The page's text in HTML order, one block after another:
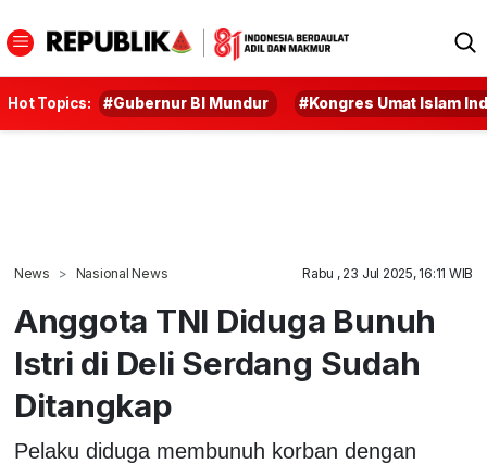
Hot Topics: #Gubernur BI Mundur #Kongres Umat Islam
News Nasional News Rabu , 23 Jul 2025, 16:11 WIB
Anggota TNI Diduga Bunuh
Istri di Deli Serdang Sudah
Ditangkap
Pelaku diduga membunuh korban dengan